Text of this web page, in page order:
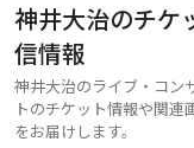
神井大治のチケ
信情報
神井大治のライブ・コン
トのチケット情報や関
をお届けします。